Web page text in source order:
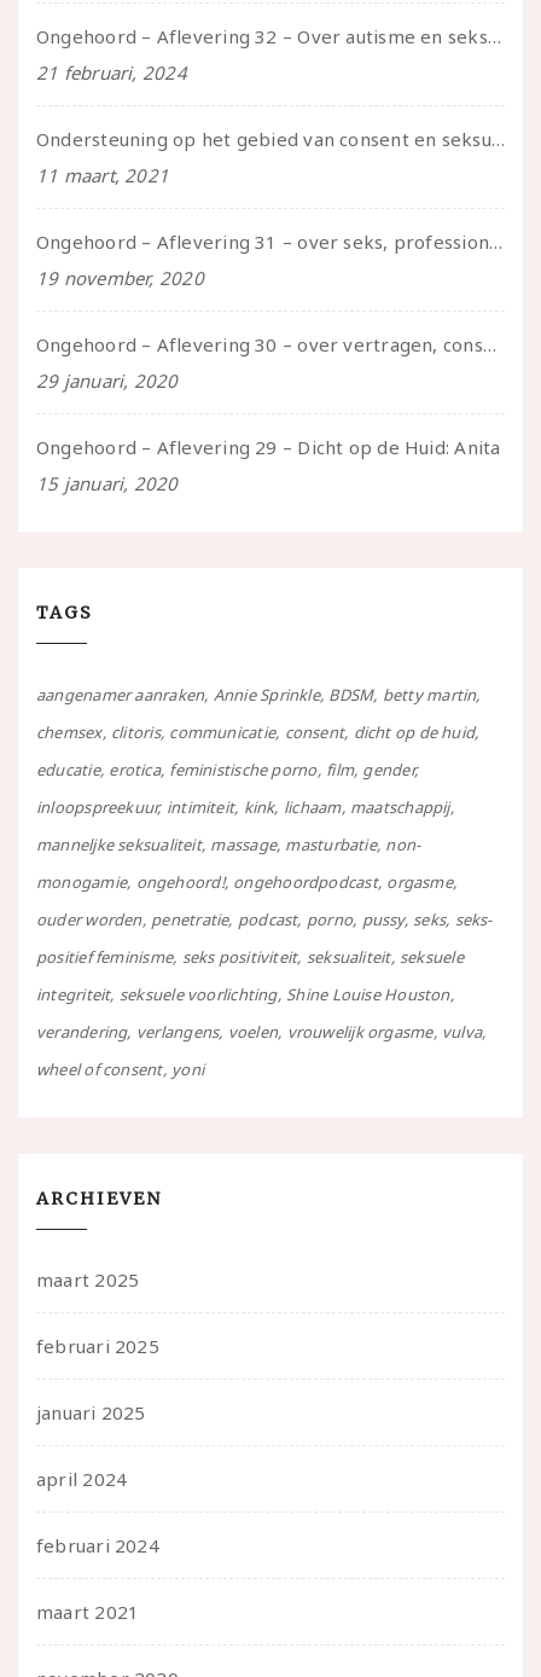
Ongehoord – Aflevering 32 – Over autisme en seksualiteit – in gesprek met Roos Reijbroek
21 februari, 2024
Ondersteuning op het gebied van consent en seksualiteit
11 maart, 2021
Ongehoord – Aflevering 31 – over seks, professioneel en persoonlijk, een gesprek met Marije
19 november, 2020
Ongehoord – Aflevering 30 – over vertragen, consent en negatieve gevoelens met Meg-John Barker
29 januari, 2020
Ongehoord – Aflevering 29 – Dicht op de Huid: Anita
15 januari, 2020
TAGS
aangenamer aanraken Annie Sprinkle BDSM betty martin
chemsex clitoris communicatie consent dicht op de huid
educatie erotica feministische porno film gender
inloopspreekuur intimiteit kink lichaam maatschappij
manneljke seksualiteit massage masturbatie non-
monogamie ongehoord! ongehoordpodcast orgasme
ouder worden penetratie podcast porno pussy seks seks-
positief feminisme seks positiviteit seksualiteit seksuele
integriteit seksuele voorlichting Shine Louise Houston
verandering verlangens voelen vrouwelijk orgasme vulva
wheel of consent yoni
ARCHIEVEN
maart 2025
februari 2025
januari 2025
april 2024
februari 2024
maart 2021